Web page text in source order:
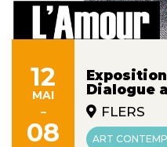
12
MAI
-
08
Dialogue
FLERS
ART